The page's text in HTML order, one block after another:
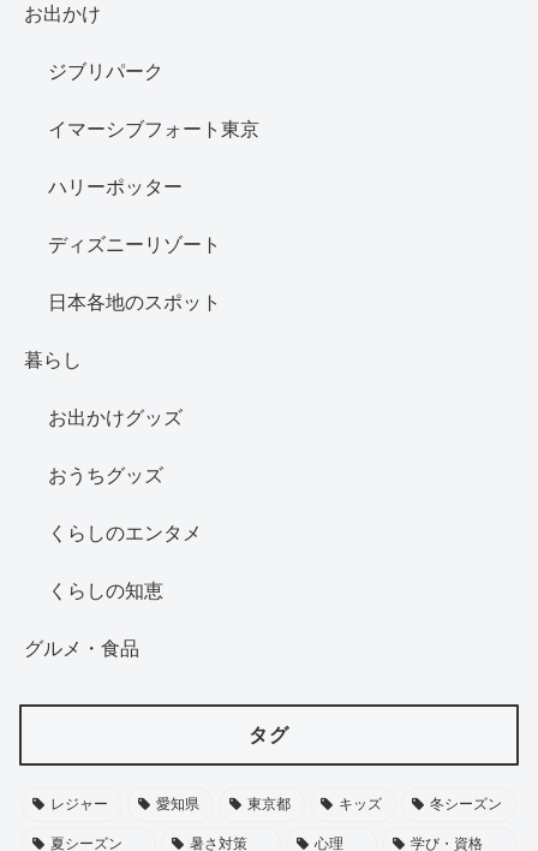
お出かけ
ジブリパーク
イマーシブフォート東京
ハリーポッター
ディズニーリゾート
日本各地のスポット
暮らし
お出かけグッズ
おうちグッズ
くらしのエンタメ
くらしの知恵
グルメ・食品
タグ
レジャー 愛知県 東京都 キッズ 冬シーズン
夏シーズン 暑さ対策 心理 学び・資格